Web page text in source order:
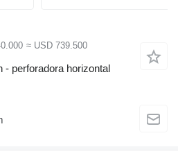
≈ USD 739.500
- perforadora horizontal